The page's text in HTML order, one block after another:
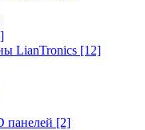
LianTronics [12]
панелей [2]